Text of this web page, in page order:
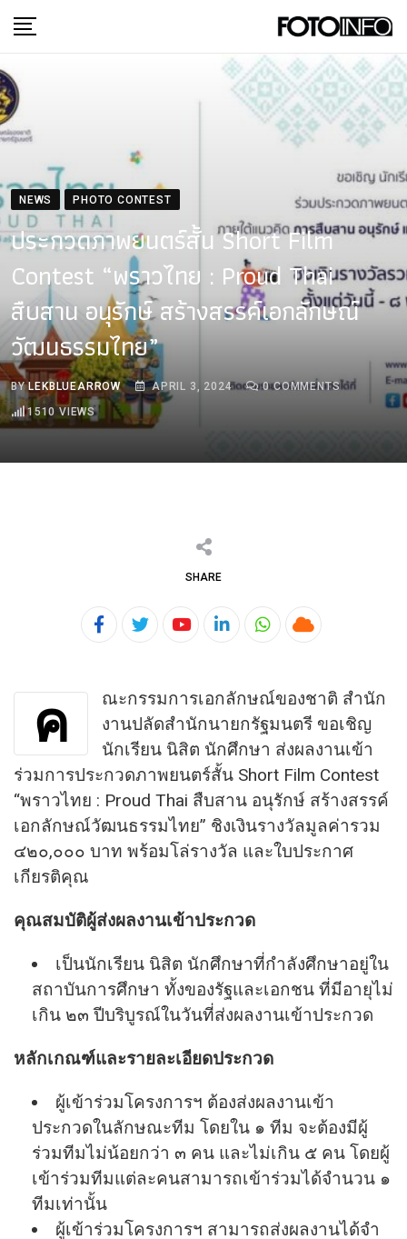
to
NEWS PHOTO CONTEST
ประกวดภาพยนตร์สั้น Short Film
Contest “พราวไทย : Proud Thai
สืบสาน อนุรักษ์ สร้างสรรค์เอกลักษณ์
วัฒนธรรมไทย”
BYLEKBLUEARROW APRIL 3, 2024 0COMMENTS
1510 VIEWS
SHARE
YoutubeLinkedInWhatsapp
Cloud
ค
ณะกรรมการเอกลักษณ์ของชาติ สํานัก
งานปลัดสํานักนายกรัฐมนตรี ขอเชิญ
นักเรียน นิสิต นักศึกษา ส่งผลงานเข้า
ร่วมการประกวดภาพยนตร์สั้น Short Film Contest
“พราวไทย : Proud Thai สืบสาน อนุรักษ์ สร้างสรรค์
เอกลักษณ์วัฒนธรรมไทย” ชิงเงินรางวัลมูลค่ารวม
๔๒๐,๐๐๐ บาท พร้อมโล่รางวัล และใบประกาศ
เกียรติคุณ
คุณสมบัติผู้ส่งผลงานเข้าประกวด
เป็นนักเรียน นิสิต นักศึกษาที่กําลังศึกษาอยู่ใน
สถาบันการศึกษา ทั้งของรัฐและเอกชน ที่มีอายุไม่
เกิน ๒๓ ปีบริบูรณ์ในวันที่ส่งผลงานเข้าประกวด
หลักเกณฑ์และรายละเอียดประกวด
ผู้เข้าร่วมโครงการฯ ต้องส่งผลงานเข้า
ประกวดในลักษณะทีม โดยใน ๑ ทีม จะต้องมีผู้
ร่วมทีมไม่น้อยกว่า ๓ คน และไม่เกิน ๕ คน โดยผู้
เข้าร่วมทีมแต่ละคนสามารถเข้าร่วมได้จํานวน ๑
ทีมเท่านั้น
ผู้เข้าร่วมโครงการฯ สามารถส่งผลงานได้จํา